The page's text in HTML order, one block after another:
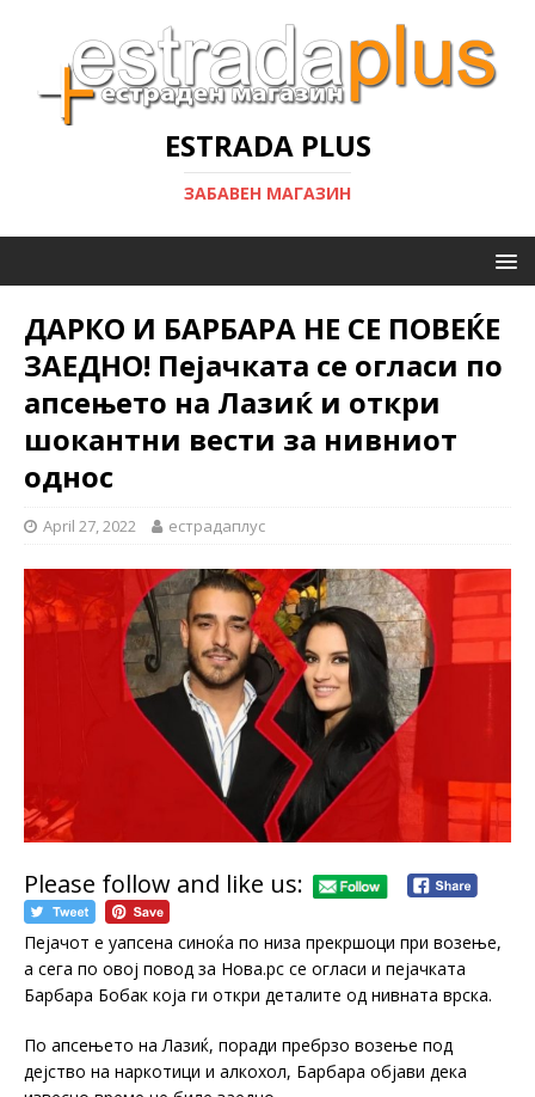
ESTRADA PLUS
ЗАБАВЕН МАГАЗИН
ДАРКО И БАРБАРА НЕ СЕ ПОВЕЌЕ
ЗАЕДНО! Пејачката се огласи по
апсењето на Лазиќ и откри
шокантни вести за нивниот
однос
April 27, 2022 естрадаплус
Please follow and like us:
Пејачот е уапсена синоќа по низа прекршоци при возење,
а сега по овој повод за Нова.рс се огласи и пејачката
Барбара Бобак која ги откри деталите од нивната врска.
По апсењето на Лазиќ, поради пребрзо возење под
дејство на наркотици и алкохол, Барбара објави дека